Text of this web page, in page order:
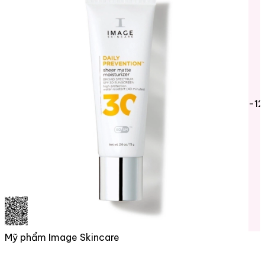
-
Mỹ phẩm Image Skincare